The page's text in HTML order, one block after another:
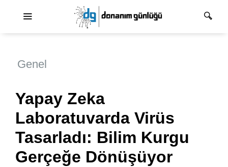
Genel
Yapay Zeka
Laboratuvarda Virüs
Tasarladı: Bilim Kurgu
Gerçeğe Dönüşüyor